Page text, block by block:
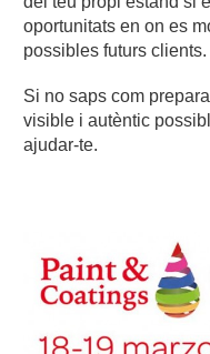
oportunitats en on es
possibles futurs clients.
Si no saps com
visible i autèntic
ajudar-te.